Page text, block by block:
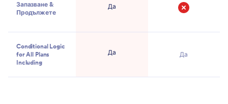
Запазване &
Продължете
Да
Conditional Logic
for All Plans
Including
Да Да